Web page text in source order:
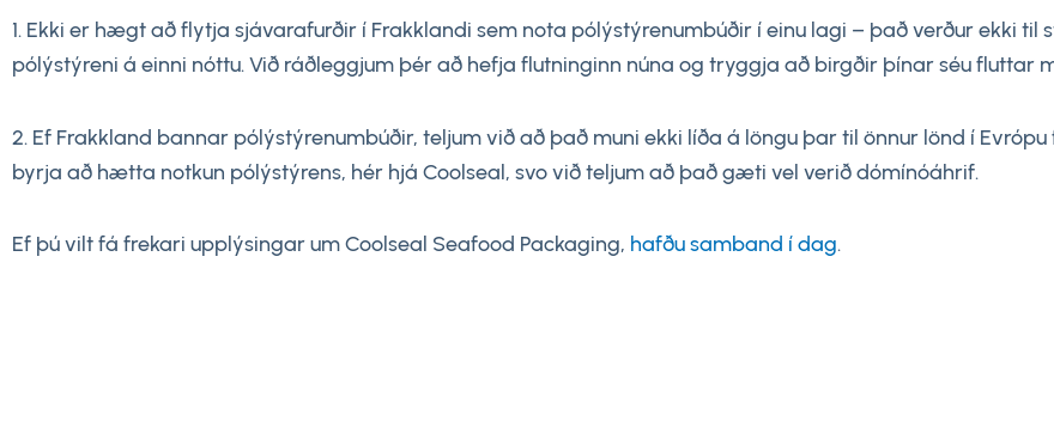
1. Ekki er hægt að flytja sjávarafurðir í Frakklandi sem nota pólýstýrenumbúðir í einu lagi – það verður ekki
pólýstýreni á einni nóttu. Við ráðleggjum þér að hefja flutninginn núna og tryggja að birgðir þínar séu fluttar
2. Ef Frakkland bannar pólýstýrenumbúðir, teljum við að það muni ekki líða á löngu þar til önnur lönd í
byrja að hætta notkun pólýstýrens, hér hjá Coolseal, svo við teljum að það gæti vel verið dómínóáhrif.
Ef þú vilt fá frekari upplýsingar um Coolseal Seafood Packaging, hafðu samband í dag.